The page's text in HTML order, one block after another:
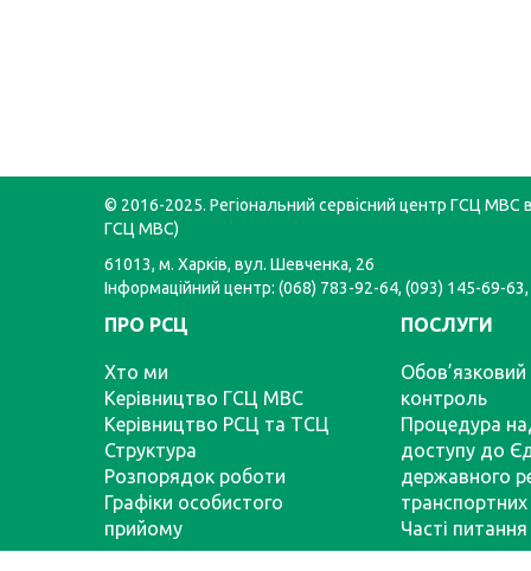
© 2016-2025. Регіональний сервісний центр ГСЦ МВС в
ГСЦ МВС)
61013, м. Харків, вул. Шевченка, 26
Інформаційний центр: (068) 783-92-64, (093) 145-69-
ПРО РСЦ
Хто ми
Керівництво ГСЦ МВС
Керівництво РСЦ та ТСЦ
Структура
Розпорядок роботи
Графіки особистого
прийому
ПОСЛУГИ
Обов’язковий
контроль
Процедура
доступу до
державного
транспортних
Часті питання